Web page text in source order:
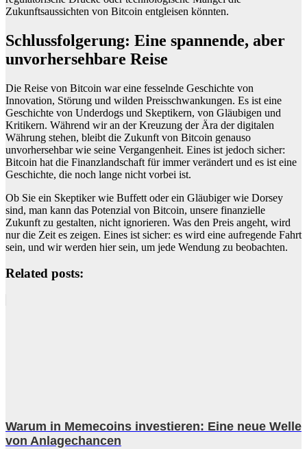
Zukunftsaussichten von Bitcoin entgleisen könnten.
Schlussfolgerung: Eine spannende, aber
unvorhersehbare Reise
Die Reise von Bitcoin war eine fesselnde Geschichte von
Innovation, Störung und wilden Preisschwankungen. Es ist eine
Geschichte von Underdogs und Skeptikern, von Gläubigen und
Kritikern. Während wir an der Kreuzung der Ära der digitalen
Währung stehen, bleibt die Zukunft von Bitcoin genauso
unvorhersehbar wie seine Vergangenheit. Eines ist jedoch sicher:
Bitcoin hat die Finanzlandschaft für immer verändert und es ist eine
Geschichte, die noch lange nicht vorbei ist.
Ob Sie ein Skeptiker wie Buffett oder ein Gläubiger wie Dorsey
sind, man kann das Potenzial von Bitcoin, unsere finanzielle
Zukunft zu gestalten, nicht ignorieren. Was den Preis angeht, wird
nur die Zeit es zeigen. Eines ist sicher: es wird eine aufregende Fahrt
sein, und wir werden hier sein, um jede Wendung zu beobachten.
Related posts:
Warum in Memecoins investieren: Eine neue Welle
von Anlagechancen